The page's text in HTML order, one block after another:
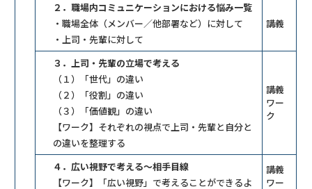
２．職場内コミュニケーションにおける悩み一覧
・職場全体（メンバー／他部署など）に対して
・上司・先輩に対して
講義
３．上司・先輩の立場で考える
（１）「世代」の違い
（２）「役割」の違い
（３）「価値観」の違い
【ワーク】それぞれの視点で上司・先輩と自分と
の違いを整理する
講義
ワー
ク
４．広い視野で考える～相手目線
【ワーク】「広い視野」で考えることができるよ
講義
ワー